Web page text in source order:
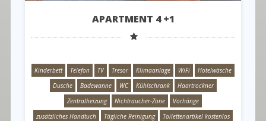
APARTMENT 4 +1
Kinderbett Telefon TV Tresor Klimaanlage WiFi
Hotelwäsche
Dusche
Badewanne WC Kühlschrank
Haartrockner
Zentralheizung
Nichtraucher-Zone
Vorhänge
zusätzliches Handtuch
Tägliche Reinigung
Toilettenartikel kostenlos